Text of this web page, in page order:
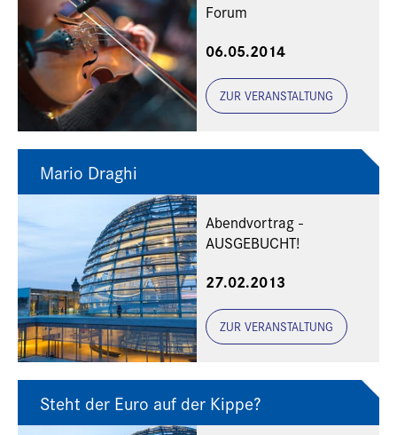
Forum
06.05.2014
ZUR VERANSTALTUNG
Mario Draghi
Abendvortrag -
AUSGEBUCHT!
27.02.2013
ZUR VERANSTALTUNG
Steht der Euro auf der Kippe?